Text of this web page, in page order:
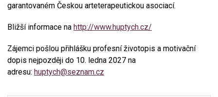
garantovaném Českou arteterapeutickou asociací.
Bližší informace na http://www.huptych.cz/
Zájemci pošlou přihlášku profesní životopis a motivační
dopis nejpozději do 10. ledna 2027 na
adresu: huptych@seznam.cz